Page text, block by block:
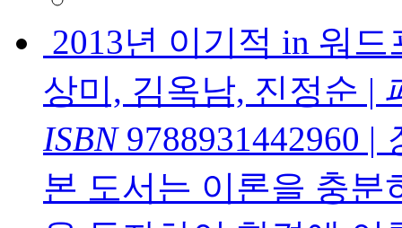
2013년 이기적 in 워
상미, 김옥남, 진정순 |
ISBN9788931442960 |
본 도서는 이론을 충분